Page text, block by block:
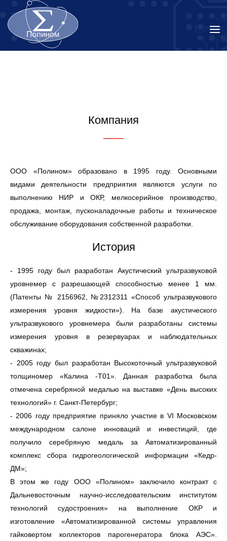
Компания
ООО «Полином» образовано в 1995 году. Основными
видами деятельности предприятия являются услуги по
выполнению НИР и ОКР, мелкосерийное производство,
продажа, монтаж, пусконаладочные работы и техническое
обслуживание оборудования собственной разработки.
История
- 1995 году был разработан Акустический ультразвуковой
уровнемер с разрешающей способностью менее 1 мм.
(Патенты № 2156962, №2312311 «Способ ультразвукового
измерения уровня жидкости»). На базе акустического
ультразвукового уровнемера были разработаны системы
измерения уровня в резервуарах и наблюдательных
скважинах;
- 2005 году был разработан Высокоточный ультразвуковой
толщиномер «Калина -Т01». Данная разработка была
отмеченa серебряной медалью на выставке «День высоких
технологий» г. Санкт-Петербург;
- 2006 году предприятие приняло участие в VI Московском
международном салоне инноваций и инвестиций, где
получило серебряную медаль за Автоматизированный
комплекс сбора гидрогеологической информации «Кедр-
ДМ»;
В этом же году ООО «Полином» заключило контракт с
Дальневосточным научно-исследовательским институтом
технологий судостроения» на выполнение ОКР и
изготовление «Автоматизированной системы управления
гайковертом коллекторов парогенератора блока АЭС».